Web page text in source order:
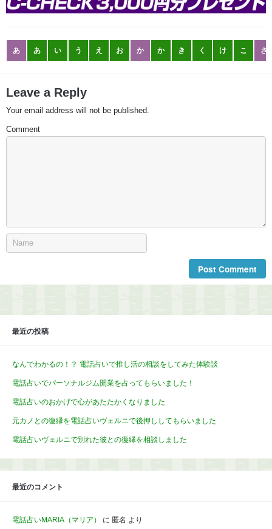
あ あ い う え お か か き く け こ さ
Leave a Reply
Your email address will not be published.
Comment
最近の投稿
なんでわかるの！？ 電話占いで推し活の相談をしてみた体験談
電話占いでパーソナルジム開業を占ってもらいました！
電話占いのおかげで心があたたかくなりました
元カノとの復縁を電話占いヴェルニで後押ししてもらいました
電話占いヴェルニで別れた彼との復縁を相談しました
最近のコメント
電話占いMARIA（マリア） に 匿名 より